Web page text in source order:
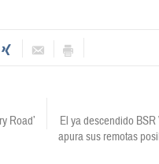
Road’
El ya descendido
apura sus remotas